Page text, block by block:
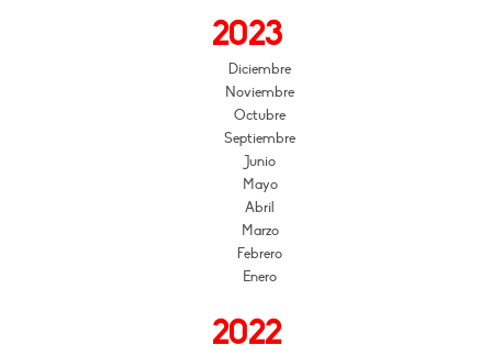
2023
Diciembre
Noviembre
Octubre
Septiembre
Junio
Mayo
Abril
Marzo
Febrero
Enero
2022